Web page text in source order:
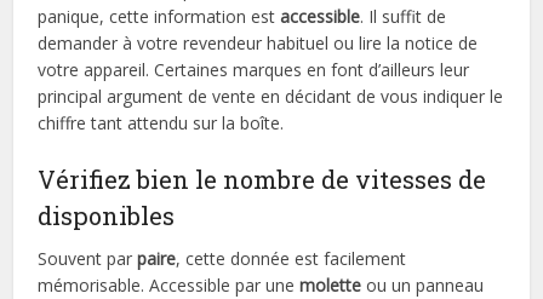
panique, cette information estaccessible. Il suffit de
demander à votre revendeur habituel ou lire la notice de
votre appareil. Certaines marques en font d’ailleurs leur
principal argument de vente en décidant de vous indiquer le
chiffre tant attendu sur la boîte.
Vérifiez bien le nombre de vitesses de
disponibles
Souvent parpaire, cette donnée est facilement
mémorisable. Accessible par unemolette ou un panneau